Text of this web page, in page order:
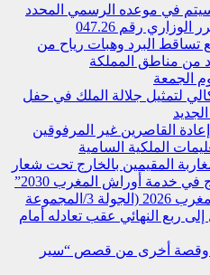
في موعده الرسمي المحدد
رقم 047.26
البرد وهبات رياح من
من مناطق المملكة
الجمعة
لتمثيل جلالة الملك في حفل
القاصرين غير المرفوقين
الملكية السامية
المقيمين بالخارج تحت شعار
في خدمة أوراش المغرب 2030”
كأس إفريقيا للسيدات – المغرب 2026 (الجولة 3/المجموعة
إلى ربع النهائي عقب تعادله أمام
وقصة أخرى من قصص “سير